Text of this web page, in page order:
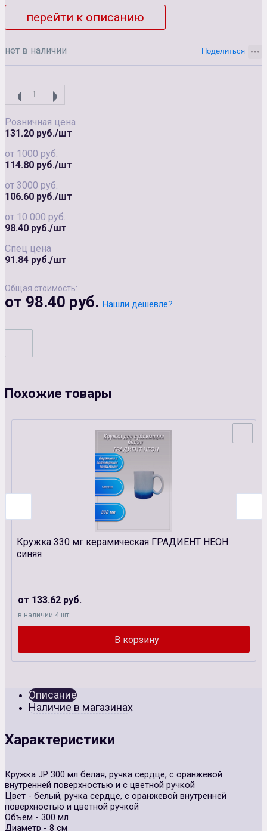
перейти к описанию
нет в наличии
Розничная цена
131.20 руб./шт
от 1000 руб.
114.80 руб./шт
от 3000 руб.
106.60 руб./шт
от 10 000 руб.
98.40 руб./шт
Спец цена
91.84 руб./шт
Общая стоимость:
от 98.40 руб. Нашли дешевле?
Похожие товары
Кружка 330 мг керамическая ГРАДИЕНТ НЕОН
синяя
от 133.62 руб.
в наличии 4 шт.
Описание
Наличие в магазинах
Характеристики
Кружка JP 300 мл белая, ручка сердце, с оранжевой
внутренней поверхностью и с цветной ручкой
Цвет - белый, ручка сердце, с оранжевой внутренней
поверхностью и цветной ручкой
Объем - 300 мл
Диаметр - 8 см